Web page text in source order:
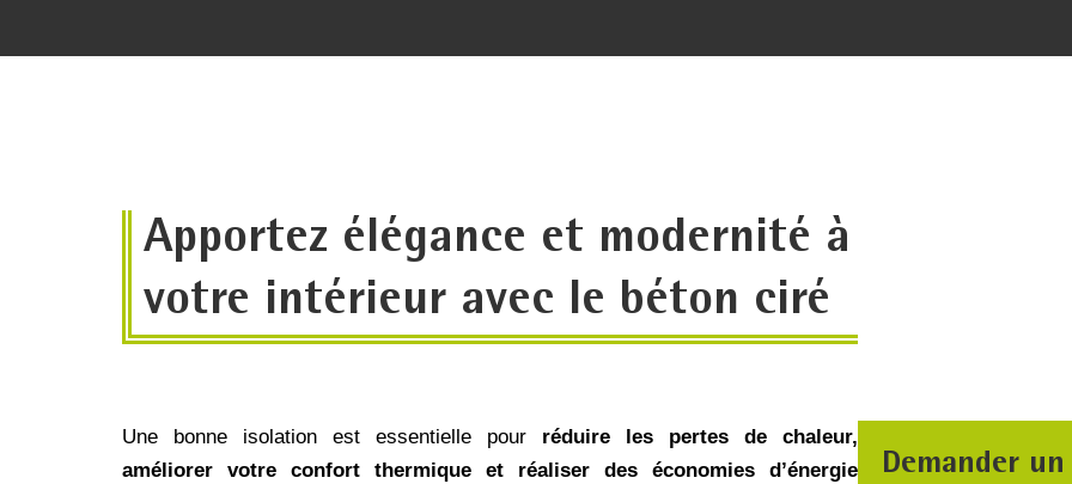
Apportez élégance et modernité à
votre intérieur avec le béton ciré
Une bonne isolation est essentielle pour réduire les pertes de chaleur,
améliorer votre confort thermique et réaliser des économies d’énergie
Demander